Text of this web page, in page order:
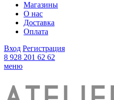
Магазины
О нас
Доставка
Оплата
Вход Регистрация
8 928 201 62 62
меню